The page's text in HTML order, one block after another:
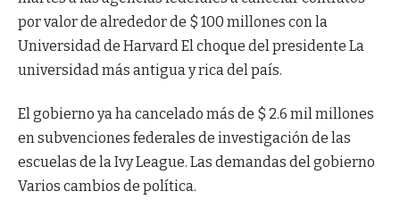
por valor de alrededor de $ 100 millones con la
Universidad de HarvardEl choque del presidente La
universidad más antigua y rica del país.
El gobierno ya ha cancelado más de $ 2.6 mil millones
en subvenciones federales de investigación de las
escuelas de la Ivy League. Las demandas del gobierno
Varios cambios de política.